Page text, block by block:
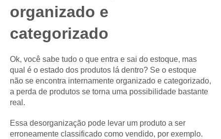
organizado e
categorizado
Ok, você sabe tudo o que entra e sai do estoque, mas
qual é o estado dos produtos lá dentro? Se o estoque
não se encontra internamente organizado e categorizado,
a perda de produtos se torna uma possibilidade bastante
real.
Essa desorganização pode levar um produto a ser
erroneamente classificado como vendido, por exemplo.